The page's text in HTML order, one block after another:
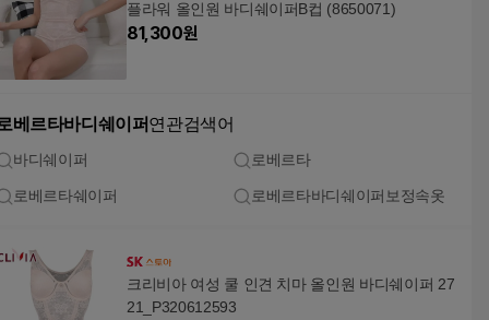
플라워 올인원 바디쉐이퍼B컵 (8650071)
81,300원
베르타바디쉐이퍼연관검색어
바디쉐이퍼 로베르타
로베르타쉐이퍼 로베르타바디쉐이퍼보정속옷
크리비아 여성 쿨 인견 치마 올인원 바디쉐이퍼 27
21_P320612593